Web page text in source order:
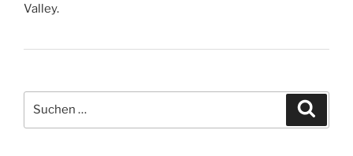
Valley.
nach: